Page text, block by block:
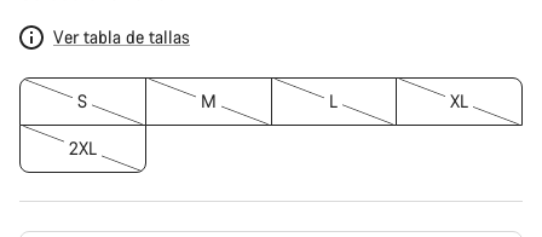
productoVer tabla de tallas
S M L XL
2XL